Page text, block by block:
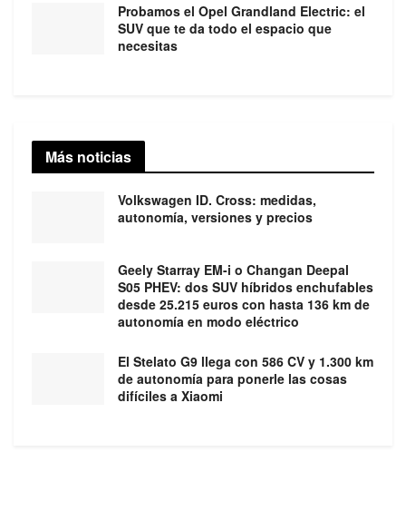
Probamos el Opel Grandland Electric: el
SUV que te da todo el espacio que
necesitas
Más noticias
Volkswagen ID. Cross: medidas,
autonomía, versiones y precios
Geely Starray EM-i o Changan Deepal
S05 PHEV: dos SUV híbridos enchufables
desde 25.215 euros con hasta 136 km de
autonomía en modo eléctrico
El Stelato G9 llega con 586 CV y 1.300 km
de autonomía para ponerle las cosas
difíciles a Xiaomi